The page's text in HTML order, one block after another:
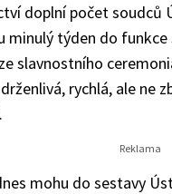
doplní počet soudců
minulý týden do funkce
slavnostního
rychlá, ale ne
mohu do sestavy